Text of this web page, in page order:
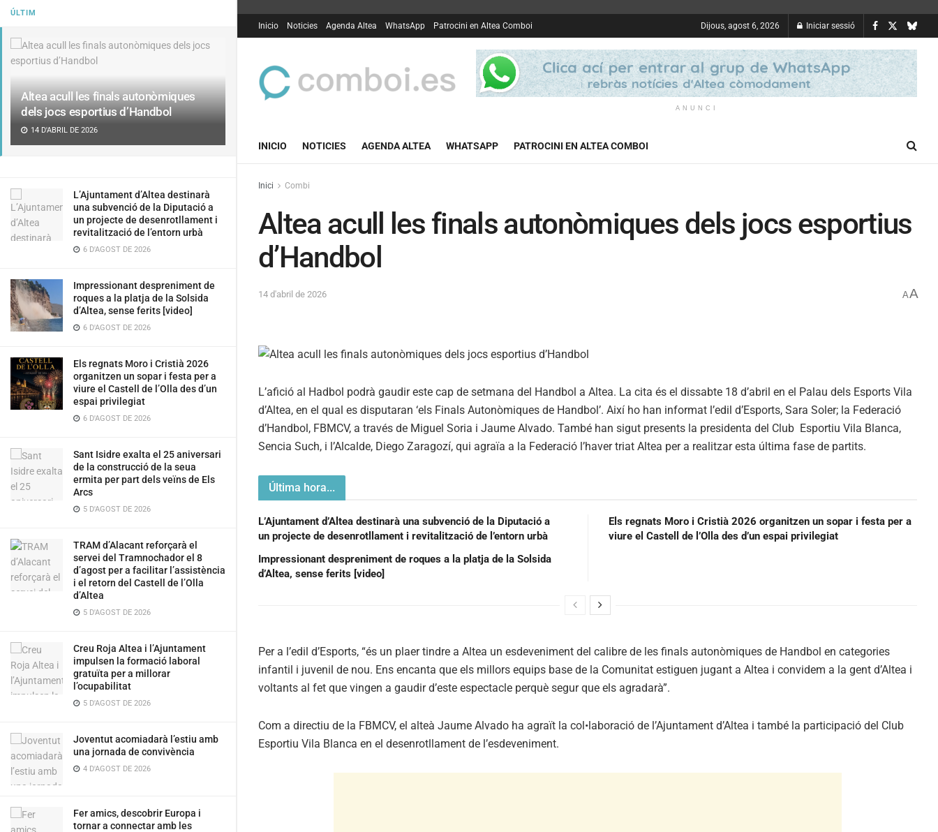
ÚLTIM
Altea acull les finals autonòmiques
dels jocs esportius d’Handbol
14 D'ABRIL DE 2026
L’Ajuntament d’Altea destinarà
una subvenció de la Diputació a
un projecte de desenrotllament i
revitalització de l’entorn urbà
6 D'AGOST DE 2026
Impressionant despreniment de
roques a la platja de la Solsida
d’Altea, sense ferits [video]
6 D'AGOST DE 2026
Els regnats Moro i Cristià 2026
organitzen un sopar i festa per a
viure el Castell de l’Olla des d’un
espai privilegiat
6 D'AGOST DE 2026
Sant Isidre exalta el 25 aniversari
de la construcció de la seua
ermita per part dels veïns de Els
Arcs
5 D'AGOST DE 2026
TRAM d’Alacant reforçarà el
servei del Tramnochador el 8
d’agost per a facilitar l’assistència
i el retorn del Castell de l’Olla
d’Altea
5 D'AGOST DE 2026
Creu Roja Altea i l’Ajuntament
impulsen la formació laboral
gratuïta per a millorar
l’ocupabilitat
5 D'AGOST DE 2026
Joventut acomiadarà l’estiu amb
una jornada de convivència
4 D'AGOST DE 2026
Fer amics, descobrir Europa i
tornar a connectar amb les
Inicio Noticies Agenda Altea WhatsApp Patrocini en Altea Comboi Dijous, agost 6, 2026 Iniciar sessió
ANUNCI
INICIO NOTICIES AGENDA ALTEA WHATSAPP PATROCINI EN ALTEA COMBOI
Inici Combi
Altea acull les finals autonòmiques dels jocs esportius
d’Handbol
14 d'abril de 2026 AA
L’afició al Hadbol podrà gaudir este cap de setmana del Handbol a Altea. La cita és el dissabte 18 d’abril en el Palau dels Esports Vila
d’Altea, en el qual es disputaran ‘els Finals Autonòmiques de Handbol’. Així ho han informat l’edil d’Esports, Sara Soler; la Federació
d’Handbol, FBMCV, a través de Miguel Soria i Jaume Alvado. També han sigut presents la presidenta del Club Esportiu Vila Blanca,
Sencia Such, i l’Alcalde, Diego Zaragozí, qui agraïa a la Federació l’haver triat Altea per a realitzar esta última fase de partits.
Última hora...
L’Ajuntament d’Altea destinarà una subvenció de la Diputació a
un projecte de desenrotllament i revitalització de l’entorn urbà
Impressionant despreniment de roques a la platja de la Solsida
d’Altea, sense ferits [video]
Els regnats Moro i Cristià 2026 organitzen un sopar i festa per a
viure el Castell de l’Olla des d’un espai privilegiat
Per a l’edil d’Esports, “és un plaer tindre a Altea un esdeveniment del calibre de les finals autonòmiques de Handbol en categories
infantil i juvenil de nou. Ens encanta que els millors equips base de la Comunitat estiguen jugant a Altea i convidem a la gent d’Altea i
voltants al fet que vingen a gaudir d’este espectacle perquè segur que els agradarà”.
Com a directiu de la FBMCV, el alteà Jaume Alvado ha agraït la col•laboració de l’Ajuntament d’Altea i també la participació del Club
Esportiu Vila Blanca en el desenrotllament de l’esdeveniment.